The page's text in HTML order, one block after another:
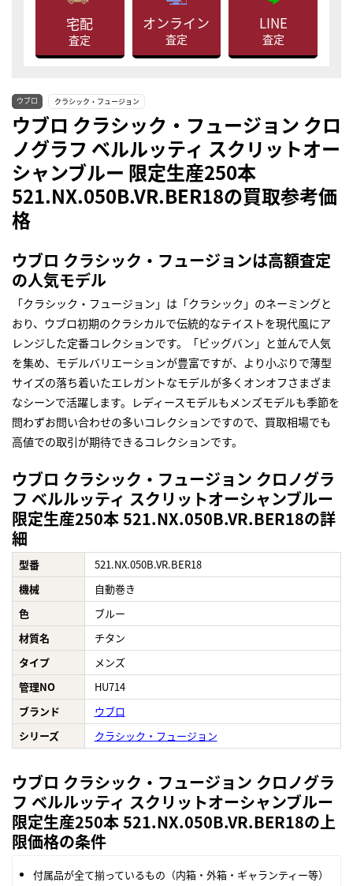
宅配
査定
オンライン
査定
LINE
査定
ウブロ クラシック・フュージョン
ウブロ クラシック・フュージョン クロ
ノグラフ ベルルッティ スクリットオー
シャンブルー 限定生産250本
521.NX.050B.VR.BER18の買取参考価
格
ウブロ クラシック・フュージョンは高額査定
の人気モデル
「クラシック・フュージョン」は「クラシック」のネーミングと
おり、ウブロ初期のクラシカルで伝統的なテイストを現代風にア
レンジした定番コレクションです。「ビッグバン」と並んで人気
を集め、モデルバリエーションが豊富ですが、より小ぶりで薄型
サイズの落ち着いたエレガントなモデルが多くオンオフさまざま
なシーンで活躍します。レディースモデルもメンズモデルも季節を
問わずお問い合わせの多いコレクションですので、買取相場でも
高値での取引が期待できるコレクションです。
ウブロ クラシック・フュージョン クロノグラ
フ ベルルッティ スクリットオーシャンブルー
限定生産250本 521.NX.050B.VR.BER18の詳
細
型番
521.NX.050B.VR.BER18
機械
自動巻き
色
ブルー
材質名
チタン
タイプ
メンズ
管理NO
HU714
ブランド
ウブロ
シリーズ
クラシック・フュージョン
ウブロ クラシック・フュージョン クロノグラ
フ ベルルッティ スクリットオーシャンブルー
限定生産250本 521.NX.050B.VR.BER18の上
限価格の条件
付属品が全て揃っているもの（内箱・外箱・ギャランティー等）